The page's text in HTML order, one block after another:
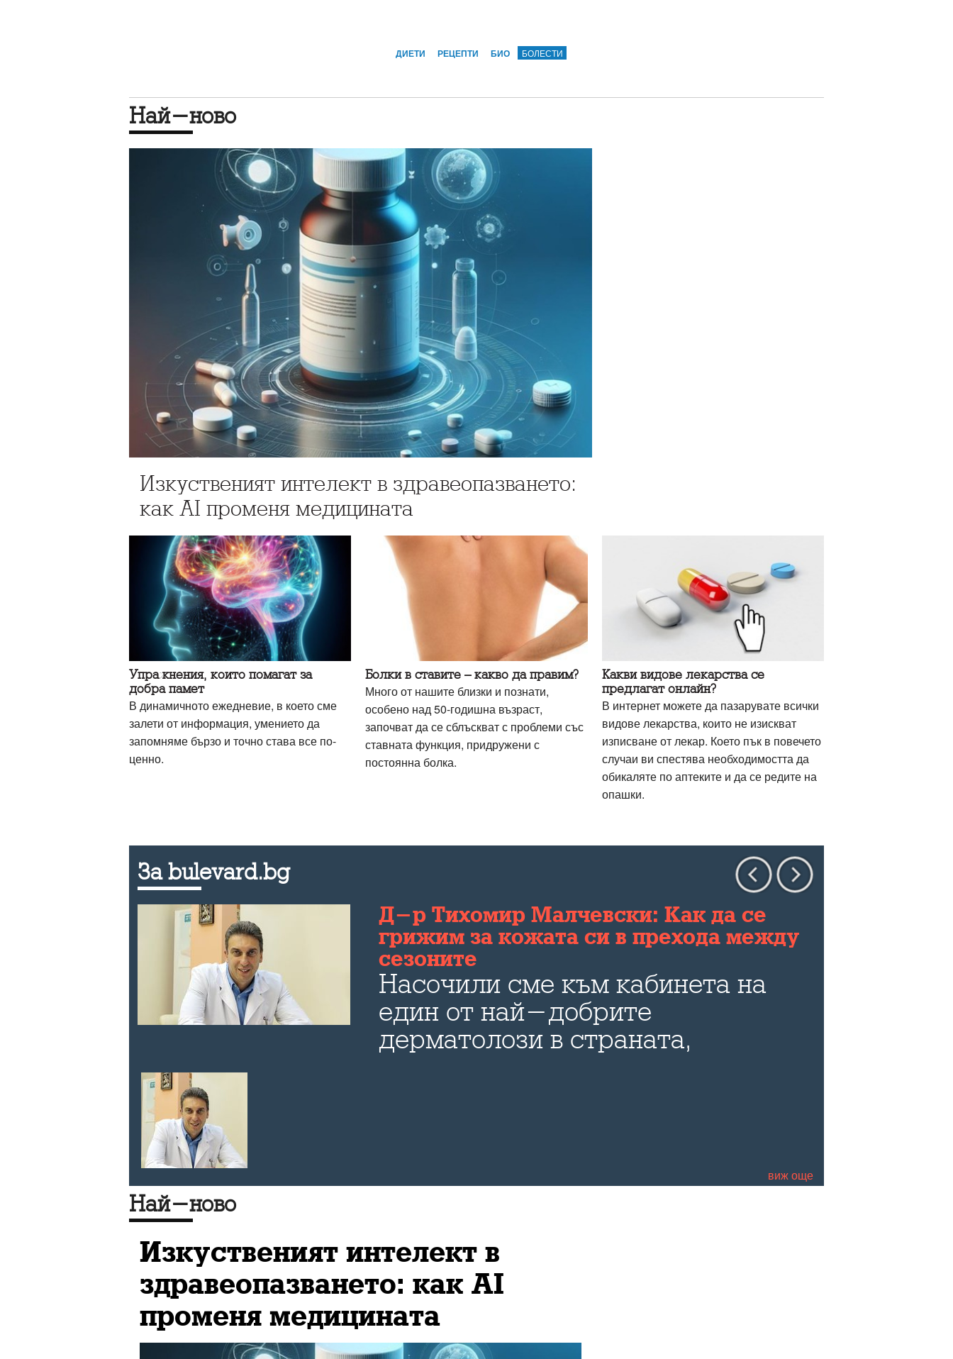
ДИЕТИ РЕЦЕПТИ БИО БОЛЕСТИ
Най-ново
Изкуственият интелект в здравеопазването:
как AI променя медицината
Упражнения, които помагат за
добра памет
В динамичното ежедневие, в което сме
залети от информация, умението да
запомняме бързо и точно става все по-
ценно.
Болки в ставите – какво да правим?
Много от нашите близки и познати,
особено над 50-годишна възраст,
започват да се сблъскват с проблеми със
ставната функция, придружени с
постоянна болка.
Какви видове лекарства се
предлагат онлайн?
В интернет можете да пазарувате всички
видове лекарства, които не изискват
изписване от лекар. Което пък в повечето
случаи ви спестява необходимостта да
обикаляте по аптеките и да се редите на
опашки.
За bulevard.bg
Д-р Тихомир Малчевски: Как да се
грижим за кожата си в прехода между
сезоните
Насочили сме към кабинета на
един от най-добрите
дерматолози в страната,
виж още
Най-ново
Изкуственият интелект в
здравеопазването: как AI
променя медицината